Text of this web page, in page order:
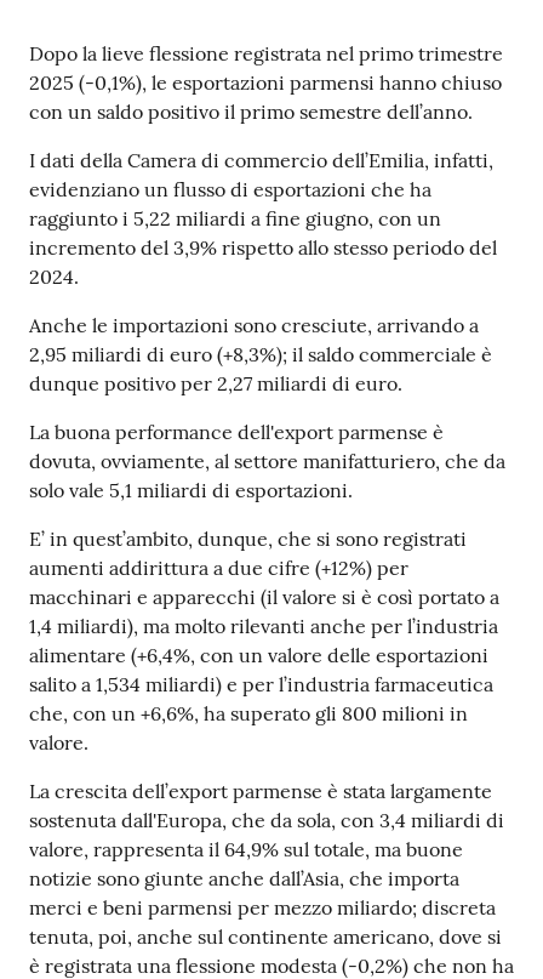
digitale
Prenotazioni
on line
Pagamenti
on line
Accedi
Registrati
Seguici
Dopo la lieve flessione registrata nel primo trimestre
2025 (-0,1%), le esportazioni parmensi hanno chiuso
con un saldo positivo il primo semestre dell’anno.
I dati della Camera di commercio dell’Emilia, infatti,
evidenziano un flusso di esportazioni che ha
raggiunto i 5,22 miliardi a fine giugno, con un
incremento del 3,9% rispetto allo stesso periodo del
2024.
Anche le importazioni sono cresciute, arrivando a
2,95 miliardi di euro (+8,3%); il saldo commerciale è
dunque positivo per 2,27 miliardi di euro.
La buona performance dell'export parmense è
dovuta, ovviamente, al settore manifatturiero, che da
solo vale 5,1 miliardi di esportazioni.
E’ in quest’ambito, dunque, che si sono registrati
aumenti addirittura a due cifre (+12%) per
macchinari e apparecchi (il valore si è così portato a
1,4 miliardi), ma molto rilevanti anche per l’industria
alimentare (+6,4%, con un valore delle esportazioni
salito a 1,534 miliardi) e per l’industria farmaceutica
che, con un +6,6%, ha superato gli 800 milioni in
valore.
La crescita dell’export parmense è stata largamente
sostenuta dall'Europa, che da sola, con 3,4 miliardi di
valore, rappresenta il 64,9% sul totale, ma buone
notizie sono giunte anche dall’Asia, che importa
merci e beni parmensi per mezzo miliardo; discreta
tenuta, poi, anche sul continente americano, dove si
è registrata una flessione modesta (-0,2%) che non ha